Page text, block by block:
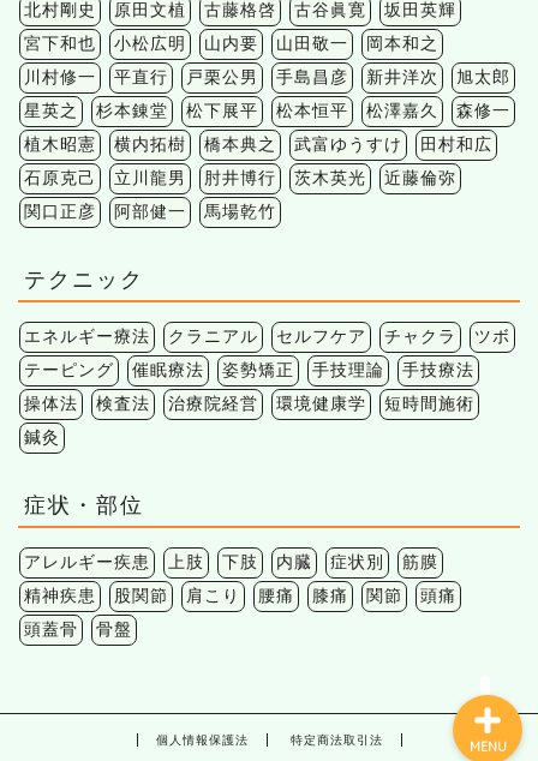
北村剛史
原田文植 古藤格啓 古谷眞寛
坂田英輝
宮下和也
小松広明 山内要 山田敬一
岡本和之
川村修一
平直行 戸栗公男 手島昌彦 新井洋次
旭太郎
星英之
杉本錬堂 松下展平 松本恒平 松澤嘉久
森修一
植木昭憲
横内拓樹 橋本典之 武富ゆうすけ
田村和広
石原克己
立川龍男 肘井博行 茨木英光
近藤倫弥
関口正彦
阿部健一 馬場乾竹
テクニック
エネルギー療法 クラニアル セルフケア チャクラ
ツボ
テーピング
催眠療法 姿勢矯正 手技理論
手技療法
操体法
検査法 治療院経営 環境健康学
短時間施術
鍼灸
症状・部位
アレルギー疾患 上肢 下肢 内臓 症状別
筋膜
精神疾患
股関節 肩こり 腰痛 膝痛 関節
頭痛
頭蓋骨
骨盤
個人情報保護法 特定商法取引法 MENU